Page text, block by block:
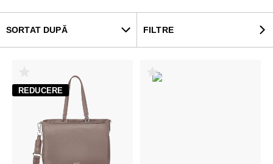
SORTAT DUPĂ FILTRE
REDUCERE